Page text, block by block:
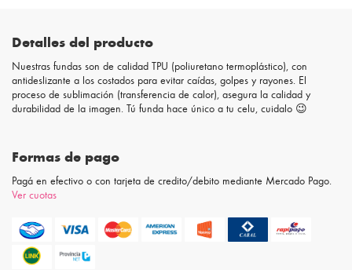
Detalles del producto
Nuestras fundas son de calidad TPU (poliuretano termoplástico), con
antideslizante a los costados para evitar caídas, golpes y rayones. El
proceso de sublimación (transferencia de calor), asegura la calidad y
durabilidad de la imagen. Tú funda hace único a tu celu, cuidalo 😉
Formas de pago
Pagá en efectivo o con tarjeta de credito/debito mediante Mercado Pago.
Ver cuotas